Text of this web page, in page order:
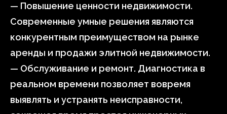
— Повышение ценности недвижимости.
Современные умные решения являются
конкурентным преимуществом на рынке
аренды и продажи элитной недвижимости.
— Обслуживание и ремонт. Диагностика в
реальном времени позволяет вовремя
выявлять и устранять неисправности,